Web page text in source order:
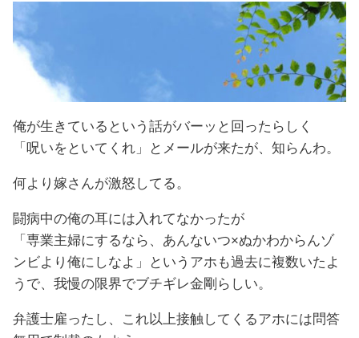
俺が生きているという話がバーッと回ったらしく
「呪いをといてくれ」とメールが来たが、知らんわ。
何より嫁さんが激怒してる。
闘病中の俺の耳には入れてなかったが
「専業主婦にするなら、あんないつ×ぬかわからんゾ
ンビより俺にしなよ」というアホも過去に複数いたよ
うで、我慢の限界でブチギレ金剛らしい。
弁護士雇ったし、これ以上接触してくるアホには問答